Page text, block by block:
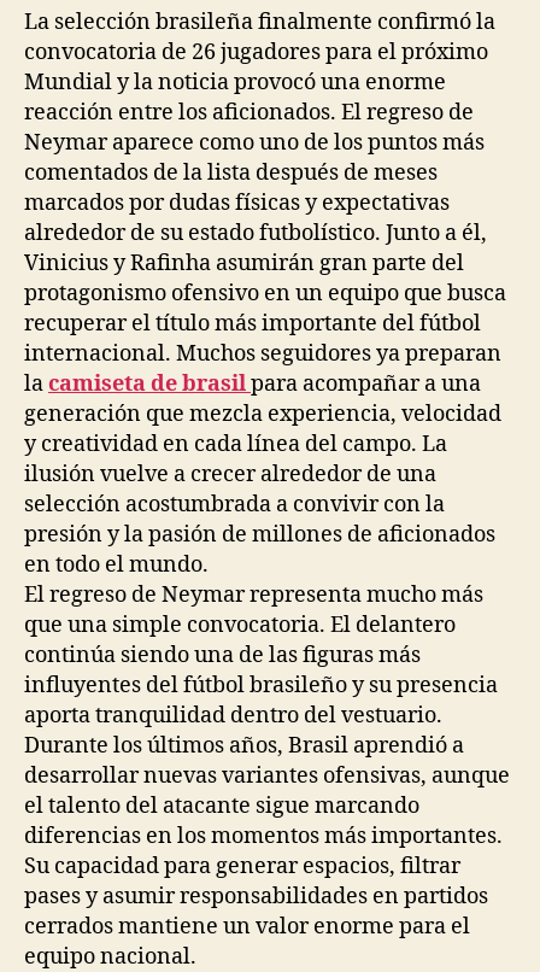
entrada
entrada
La selección brasileña finalmente confirmó la
convocatoria de 26 jugadores para el próximo
Mundial y la noticia provocó una enorme
reacción entre los aficionados. El regreso de
Neymar aparece como uno de los puntos más
comentados de la lista después de meses
marcados por dudas físicas y expectativas
alrededor de su estado futbolístico. Junto a él,
Vinicius y Rafinha asumirán gran parte del
protagonismo ofensivo en un equipo que busca
recuperar el título más importante del fútbol
internacional. Muchos seguidores ya preparan
lacamiseta de brasilpara acompañar a una
generación que mezcla experiencia, velocidad
y creatividad en cada línea del campo. La
ilusión vuelve a crecer alrededor de una
selección acostumbrada a convivir con la
presión y la pasión de millones de aficionados
en todo el mundo.
El regreso de Neymar representa mucho más
que una simple convocatoria. El delantero
continúa siendo una de las figuras más
influyentes del fútbol brasileño y su presencia
aporta tranquilidad dentro del vestuario.
Durante los últimos años, Brasil aprendió a
desarrollar nuevas variantes ofensivas, aunque
el talento del atacante sigue marcando
diferencias en los momentos más importantes.
Su capacidad para generar espacios, filtrar
pases y asumir responsabilidades en partidos
cerrados mantiene un valor enorme para el
equipo nacional.